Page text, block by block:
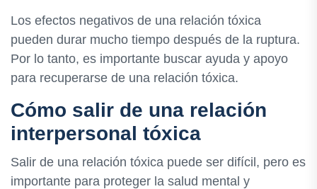
Los efectos negativos de una relación tóxica
pueden durar mucho tiempo después de la ruptura.
Por lo tanto, es importante buscar ayuda y apoyo
para recuperarse de una relación tóxica.
Cómo salir de una relación
interpersonal tóxica
Salir de una relación tóxica puede ser difícil, pero es
importante para proteger la salud mental y